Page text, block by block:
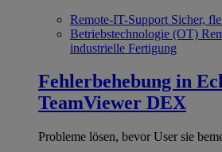
Remote-IT-Support Sicher,
Betriebstechnologie (OT)
industrielle Fertigung
Fehlerbehebung in
TeamViewer DEX
Probleme lösen, bevor User sie